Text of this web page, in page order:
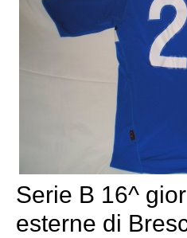
Serie B 16^
esterne di